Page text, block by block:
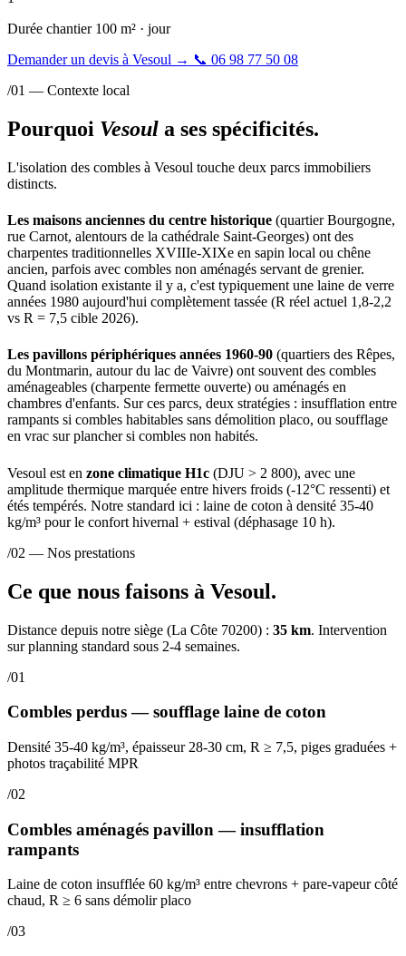
Durée chantier 100 m² · jour
Demander un devis à Vesoul → 📞 06 98 77 50 08
/01 — Contexte local
Pourquoi Vesoul a ses spécificités.
L'isolation des combles à Vesoul touche deux parcs immobiliers
distincts.
Les maisons anciennes du centre historique (quartier Bourgogne,
rue Carnot, alentours de la cathédrale Saint-Georges) ont des
charpentes traditionnelles XVIIIe-XIXe en sapin local ou chêne
ancien, parfois avec combles non aménagés servant de grenier.
Quand isolation existante il y a, c'est typiquement une laine de verre
années 1980 aujourd'hui complètement tassée (R réel actuel 1,8-2,2
vs R = 7,5 cible 2026).
Les pavillons périphériques années 1960-90 (quartiers des Rêpes,
du Montmarin, autour du lac de Vaivre) ont souvent des combles
aménageables (charpente fermette ouverte) ou aménagés en
chambres d'enfants. Sur ces parcs, deux stratégies : insufflation entre
rampants si combles habitables sans démolition placo, ou soufflage
en vrac sur plancher si combles non habités.
Vesoul est en zone climatique H1c (DJU > 2 800), avec une
amplitude thermique marquée entre hivers froids (-12°C ressenti) et
étés tempérés. Notre standard ici : laine de coton à densité 35-40
kg/m³ pour le confort hivernal + estival (déphasage 10 h).
/02 — Nos prestations
Ce que nous faisons à Vesoul.
Distance depuis notre siège (La Côte 70200) : 35 km. Intervention
sur planning standard sous 2-4 semaines.
/01
Combles perdus — soufflage laine de coton
Densité 35-40 kg/m³, épaisseur 28-30 cm, R ≥ 7,5, piges graduées +
photos traçabilité MPR
/02
Combles aménagés pavillon — insufflation
rampants
Laine de coton insufflée 60 kg/m³ entre chevrons + pare-vapeur côté
chaud, R ≥ 6 sans démolir placo
/03